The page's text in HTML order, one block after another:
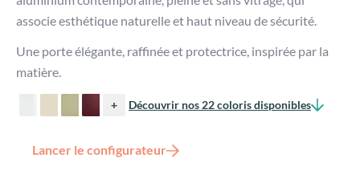
associe esthétique naturelle et haut niveau de sécurité.
Une porte élégante, raffinée et protectrice, inspirée par la
matière.
+ Découvrir nos 22 coloris disponibles
Lancer le configurateur